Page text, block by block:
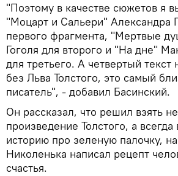
"Поэтому в качестве сюжетов я
"Моцарт и Сальери" Александра
первого фрагмента, "Мертвые
Гоголя для второго и "На дне"
для третьего. А четвертый текст
без Льва Толстого, это самый
писатель", - добавил Басинский.
Он рассказал, что решил взять
произведение Толстого, а
историю про зеленую палочку,
Николенька написал рецепт
счастья.